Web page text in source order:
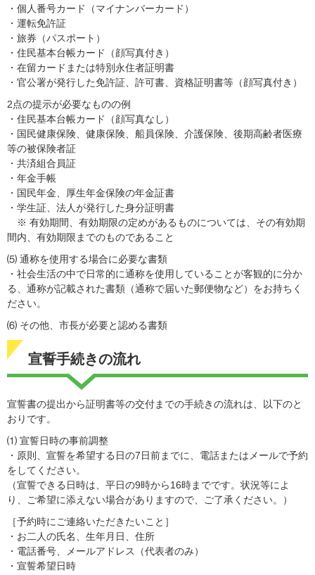
・個人番号カード（マイナンバーカード）
・運転免許証
・旅券（パスポート）
・住⺠基本台帳カード（顔写真付き）
・在留カードまたは特別永住者証明書
・官公署が発行した免許証、許可書、資格証明書等（顔写真付き）
2点の提示が必要なものの例
・住⺠基本台帳カード（顔写真なし）
・国⺠健康保険、健康保険、船員保険、介護保険、後期高齢者医療
等の被保険者証
・共済組合員証
・年金手帳
・国⺠年金、厚生年金保険の年金証書
・学生証、法人が発行した身分証明書
※ 有効期間、有効期限の定めがあるものについては、その有効期
間内、有効期限までのものであること
⑸ 通称を使用する場合に必要な書類
・社会生活の中で日常的に通称を使用していることが客観的に分か
る、通称が記載された書類（通称で届いた郵便物など）をお持ちく
ださい。
⑹ その他、市長が必要と認める書類
宣誓手続きの流れ
宣誓書の提出から証明書等の交付までの手続きの流れは、以下のと
おりです。
⑴ 宣誓日時の事前調整
・原則、宣誓を希望する日の7日前までに、電話またはメールで予約
をしてください。
（宣誓できる日時は、平日の9時から16時までです。状況等によ
り、ご希望に添えない場合がありますので、ご了承ください。）
［予約時にご連絡いただきたいこと］
・お二人の氏名、生年月日、住所
・電話番号、メールアドレス（代表者のみ）
・宣誓希望日時